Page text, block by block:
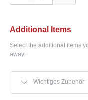
Additional Items
Select the additional items
away.
Wichtiges Zubehör